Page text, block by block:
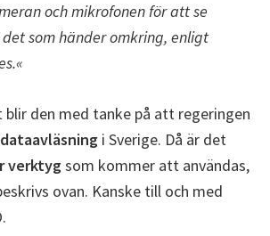
och mikrofonen för att se
som händer omkring, enligt
blir den med tanke på att regeringen
i Sverige. Då är det
verktygsom kommer att användas,
ovan. Kanske till och med